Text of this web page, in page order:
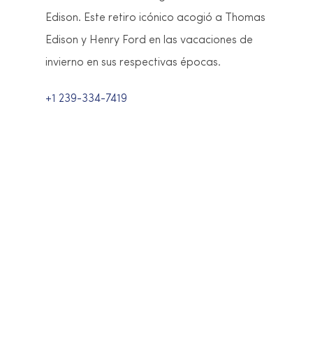
para tomar fotos o pasear con su familia.
Asegúrese de pasar al atardecer para
disfrutar de vistas increíbles, o el fin de